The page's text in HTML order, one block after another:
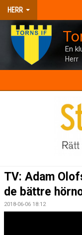
HERR
En
Herr
TRUPPEN
BILDGALLERI
TV: Adam
de bättre
2018-06-06 18:12